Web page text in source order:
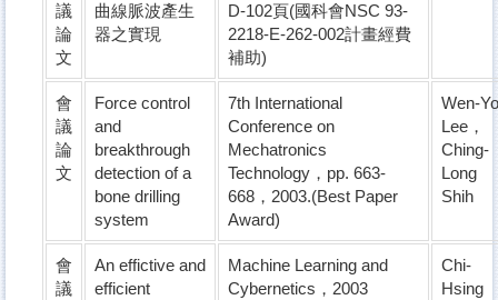
議
論
文
曲線脈波產生
器之實現
D-102頁(國科會NSC 93-
2218-E-262-002計畫經費
補助)
會
議
論
文
Force control
and
breakthrough
detection of a
bone drilling
system
7th International
Conference on
Mechatronics
Technology，pp. 663-
668，2003.(Best Paper
Award)
Wen-Yo
Lee，
Ching-
Long
Shih
會
議
An effictive and
efficient
Machine Learning and
Cybernetics，2003
Chi-
Hsing